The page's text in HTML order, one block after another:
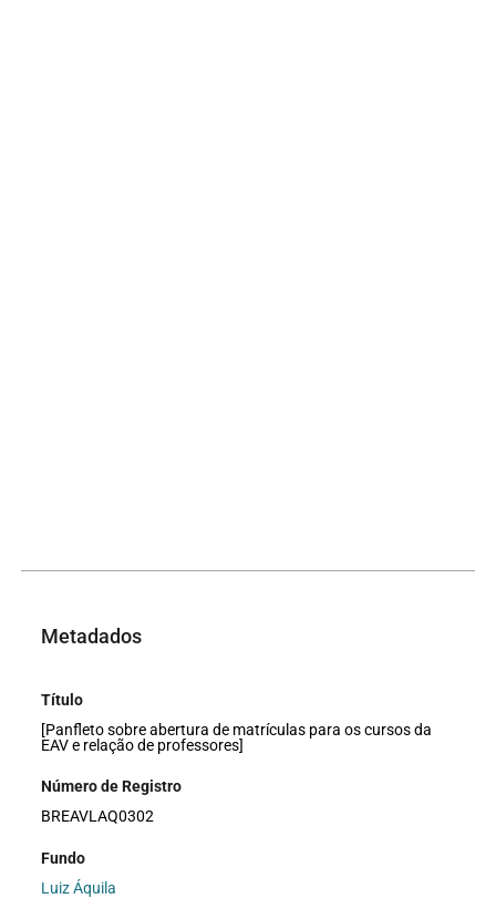
Metadados
Título
[Panfleto sobre abertura de matrículas para os cursos da
EAV e relação de professores]
Número de Registro
BREAVLAQ0302
Fundo
Luiz Áquila